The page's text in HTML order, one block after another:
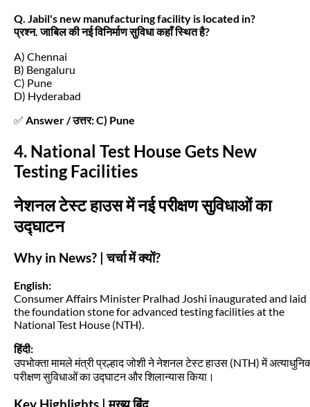
Q. Jabil's new manufacturing facility is located in?
प्रश्न. जाबिल की नई विनिर्माण सुविधा कहाँ स्थित है?
A) Chennai
B) Bengaluru
C) Pune
D) Hyderabad
✅ Answer / उत्तर: C) Pune
4. National Test House Gets New
Testing Facilities
नेशनल टेस्ट हाउस में नई परीक्षण सुविधाओं का
उद्घाटन
Why in News? | चर्चा में क्यों?
English:
Consumer Affairs Minister Pralhad Joshi inaugurated and laid
the foundation stone for advanced testing facilities at the
National Test House (NTH).
हिंदी:
उपभोक्ता मामले मंत्री प्रल्हाद जोशी ने नेशनल टेस्ट हाउस (NTH) में
परीक्षण सुविधाओं का उद्घाटन और शिलान्यास किया।